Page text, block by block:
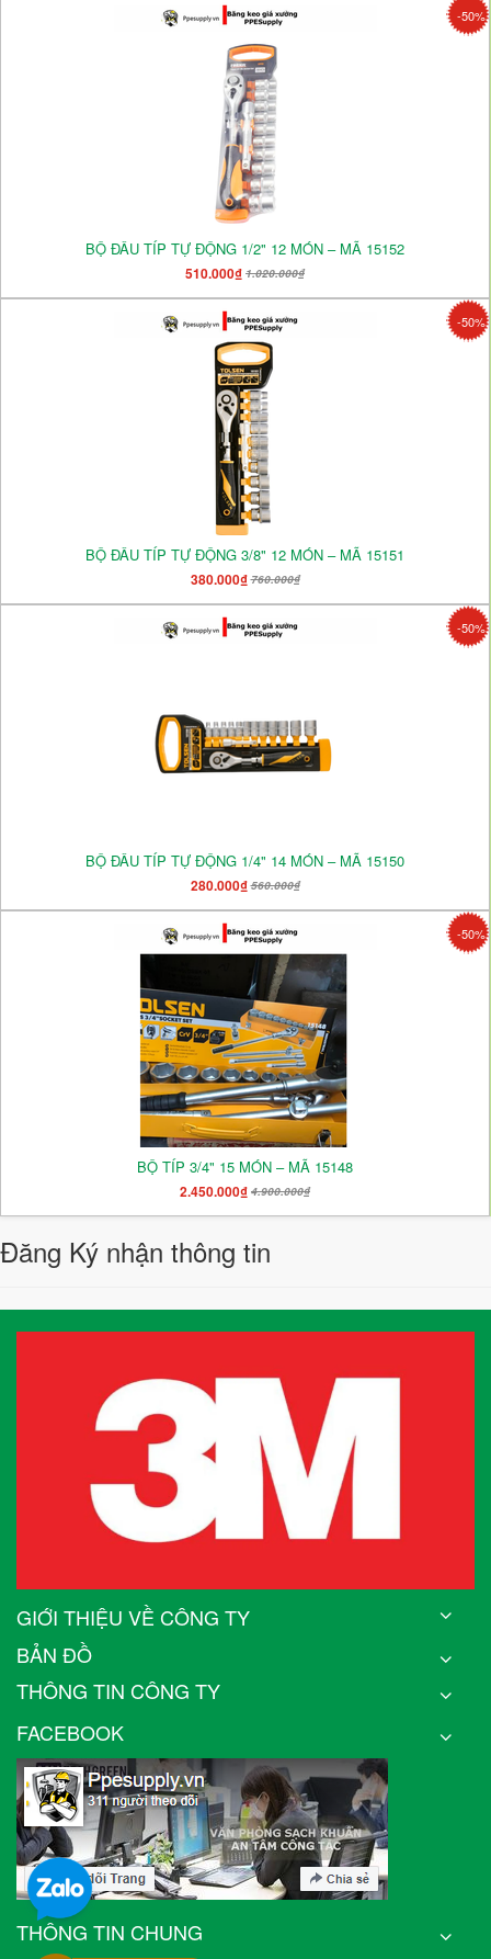
-50%
BỘ ĐẦU TÍP TỰ ĐỘNG 1/2" 12 MÓN – MÃ 15152
510.000₫ 1.020.000₫
-50%
BỘ ĐẦU TÍP TỰ ĐỘNG 3/8" 12 MÓN – MÃ 15151
380.000₫760.000₫
-50%
BỘ ĐẦU TÍP TỰ ĐỘNG 1/4" 14 MÓN – MÃ 15150
280.000₫560.000₫
-50%
BỘ TÍP 3/4" 15 MÓN – MÃ 15148
2.450.000₫ 4.900.000₫
Đăng Ký nhận thông tin
GIỚI THIỆU VỀ CÔNG TY
BẢN ĐỒ
THÔNG TIN CÔNG TY
FACEBOOK
THÔNG TIN CHUNG